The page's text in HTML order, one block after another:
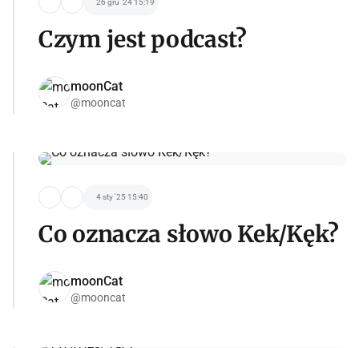
26 gru '24 15:19
Czym jest podcast?
moonCat
@mooncat
4 sty '25 15:40
Co oznacza słowo Kek/Kęk?
moonCat
@mooncat